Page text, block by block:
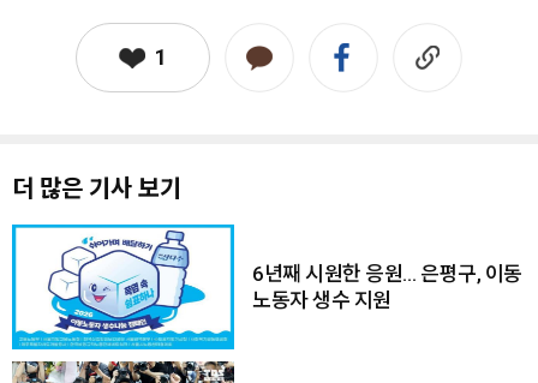
1
더 많은 기사 보기
6년째 시원한 응원… 은평구, 이동
노동자 생수 지원